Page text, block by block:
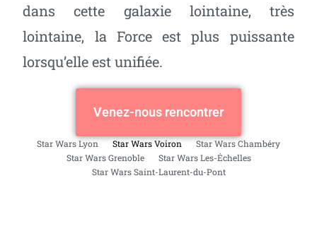
dans cette galaxie lointaine, très
lointaine, la Force est plus puissante
lorsqu’elle est unifiée.
Venez-nous rencontrer
Star Wars Lyon Star Wars Voiron
Star Wars Chambéry
Star Wars Grenoble
Star Wars Les-Échelles
Star Wars Saint-Laurent-du-Pont